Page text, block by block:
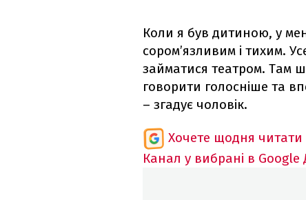
Коли я був дитиною, у
сором’язливим і тихим.
займатися театром. Там
говорити голосніше та
– згадує чоловік.
Хочете щодня читати
Канал у вибрані в Google